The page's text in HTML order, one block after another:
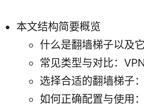
本文结构简要概览
什么是翻墙梯子以及
常见类型与对比：
选择合适的翻墙梯子
如何正确配置与使用